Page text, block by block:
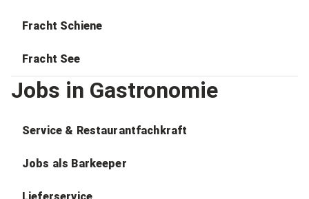
Fracht Schiene
Fracht See
Jobs in Gastronomie
Service & Restaurantfachkraft
Jobs als Barkeeper